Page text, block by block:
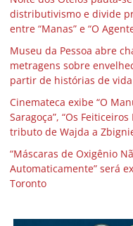
distributivismo e divide
entre “Manas” e “O
Museu da Pessoa abre
metragens sobre
partir de histórias de vida
Cinemateca exibe “O
Saragoça”, “Os
tributo de Wajda a
“Máscaras de Oxigênio
Automaticamente” será
Toronto